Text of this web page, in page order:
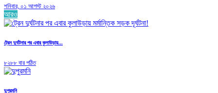
শনিবার, ০১ আগস্ট ২০২৬
আরও
ট্রেন দুর্ঘটনার পর এবার কুলাউড়ায়...
৮২৮৮ বার পঠিত
দুপুরমনি